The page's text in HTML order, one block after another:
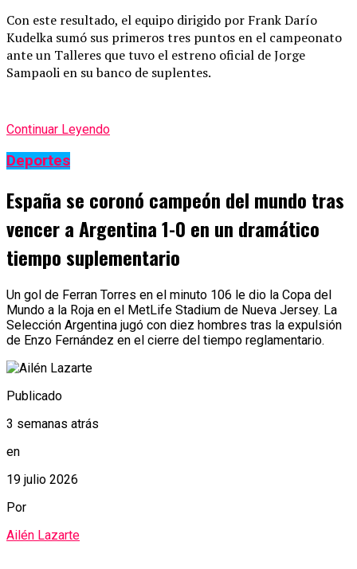
Con este resultado, el equipo dirigido por Frank Darío
Kudelka sumó sus primeros tres puntos en el campeonato
ante un Talleres que tuvo el estreno oficial de Jorge
Sampaoli en su banco de suplentes.
Continuar Leyendo
Deportes
España se coronó campeón del mundo tras
vencer a Argentina 1-0 en un dramático
tiempo suplementario
Un gol de Ferran Torres en el minuto 106 le dio la Copa del
Mundo a la Roja en el MetLife Stadium de Nueva Jersey. La
Selección Argentina jugó con diez hombres tras la expulsión
de Enzo Fernández en el cierre del tiempo reglamentario.
Publicado
3 semanas atrás
en
19 julio 2026
Por
Ailén Lazarte